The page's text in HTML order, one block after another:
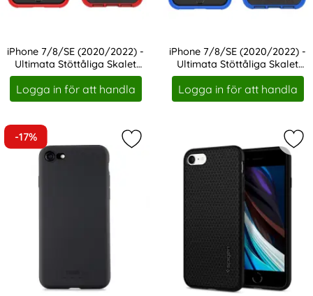
iPhone 7/8/SE (2020/2022) -
Ultimata Stöttåliga Skalet
med Stöd - Röd
Art. nr 18848
Logga in för att handla
iPhone 7/8/SE (2020/2022) -
Ultimata Stöttåliga Skalet
med Stöd - Blå
Art. nr 18850
Logga in för att handla
-17%
Markera iPhone 7/8/SE (2020/